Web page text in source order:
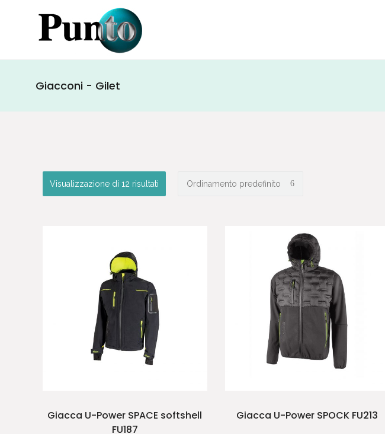
Giacconi - Gilet
Visualizzazione di 12 risultati
Giacca U-Power SPACE softshell
FU187
Giacca U-Power SPOCK FU213